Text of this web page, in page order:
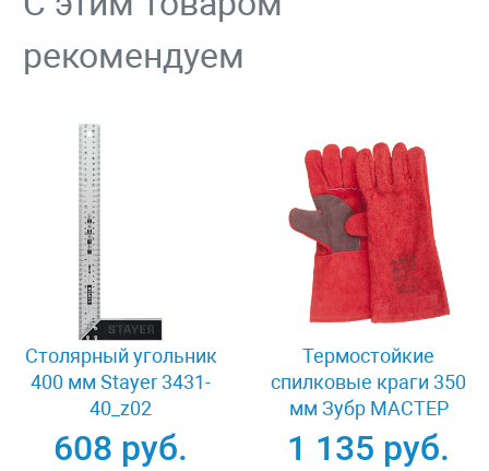
рекомендуем
Столярный угольник
400 мм Stayer 3431-
40_z02
608 руб.
Термостойкие
спилковые краги 350
мм Зубр МАСТЕР
11334-XL
1 135 руб.